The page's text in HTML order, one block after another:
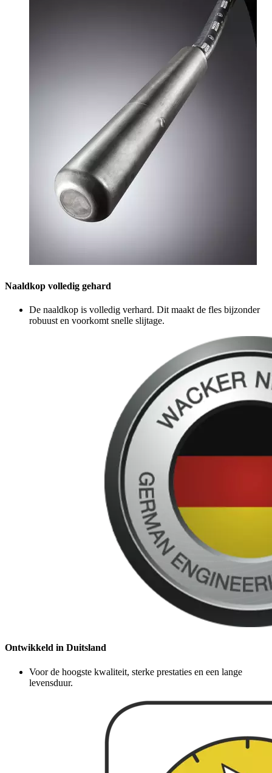
Naaldkop volledig gehard
De naaldkop is volledig verhard. Dit maakt de fles bijzonder
robuust en voorkomt snelle slijtage.
Ontwikkeld in Duitsland
Voor de hoogste kwaliteit, sterke prestaties en een lange
levensduur.